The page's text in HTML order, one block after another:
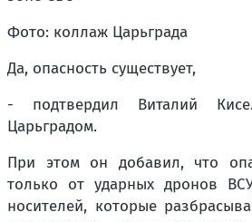
Фото: коллаж Царьграда
Да, опасность существует,
- подтвердил Виталий
Царьградом.
При этом он добавил, что
только от ударных дронов
носителей, которые